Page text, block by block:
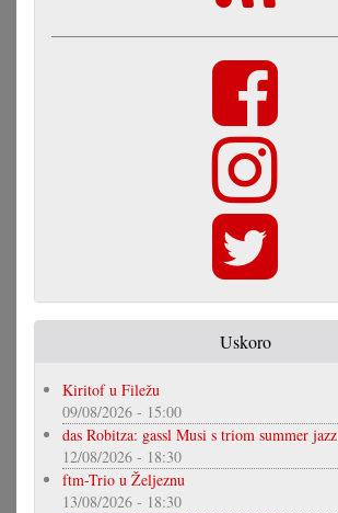
Uskoro
Kiritof u Filežu
09/08/2026 - 15:00
das Robitza: gassl Musi s triom summer jazz
12/08/2026 - 18:30
ftm-Trio u Željeznu
13/08/2026 - 18:30